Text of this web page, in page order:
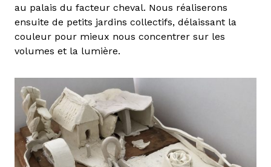
au palais du facteur cheval. Nous réaliserons
ensuite de petits jardins collectifs, délaissant la
couleur pour mieux nous concentrer sur les
volumes et la lumière.